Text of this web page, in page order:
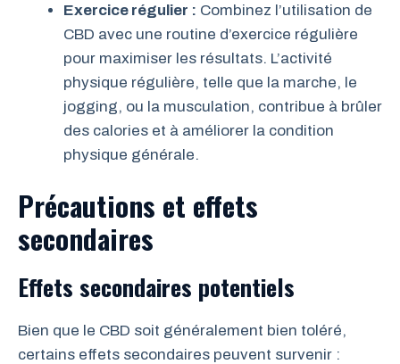
Exercice régulier : Combinez l’utilisation de
CBD avec une routine d’exercice régulière
pour maximiser les résultats. L’activité
physique régulière, telle que la marche, le
jogging, ou la musculation, contribue à brûler
des calories et à améliorer la condition
physique générale.
Précautions et effets
secondaires
Effets secondaires potentiels
Bien que le CBD soit généralement bien toléré,
certains effets secondaires peuvent survenir :